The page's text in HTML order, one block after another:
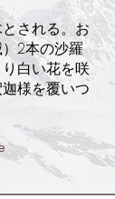
される。お
2本の沙羅
白い花を咲
様を覆いつ